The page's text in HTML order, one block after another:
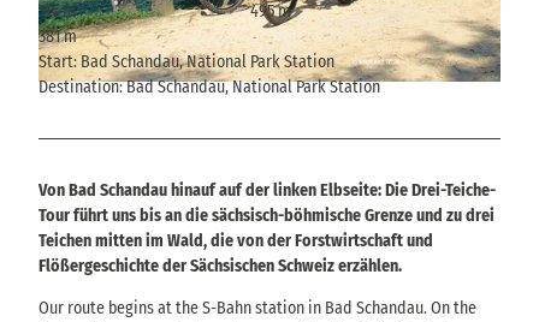
© Henrik Voigt, Tourismusverband Sächsische Schweiz
114 m
495 m
381 m
Start: Bad Schandau, National Park Station
Destination: Bad Schandau, National Park Station
Von Bad Schandau hinauf auf der linken Elbseite: Die Drei-Teiche-
Tour führt uns bis an die sächsisch-böhmische Grenze und zu drei
Teichen mitten im Wald, die von der Forstwirtschaft und
Flößergeschichte der Sächsischen Schweiz erzählen.
Our route begins at the S-Bahn station in Bad Schandau. On the